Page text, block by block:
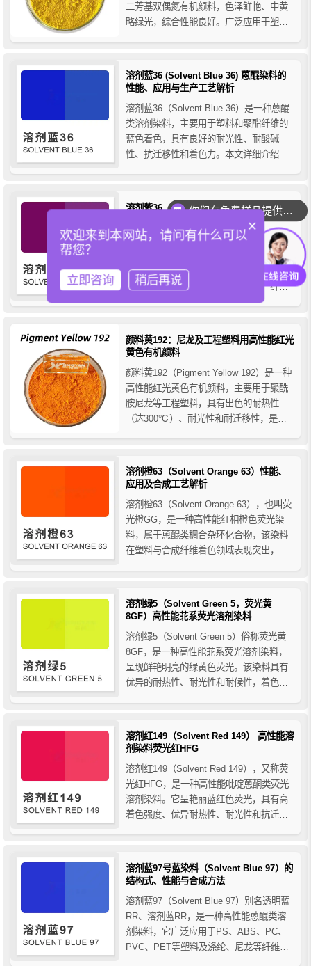
二芳基双偶氮有机颜料，色泽鲜艳、中黄
略绿光，综合性能良好。广泛应用于塑
溶剂蓝36 (Solvent Blue 36) 蒽醌染料的
性能、应用与生产工艺解析
溶剂蓝36（Solvent Blue 36）是一种蒽醌
类溶剂染料，主要用于塑料和聚酯纤维的
蓝色着色，具有良好的耐光性、耐酸碱
性、抗迁移性和着色力。本文详细介绍溶
溶剂紫36（Solvent Violet 36）高性能红
溶剂紫36（Solvent Violet 36），又称透明
紫3R，是高性能红光紫色蒽醌类溶剂染
料，具有卓越耐热性、耐光性和高着色
力。广泛应用于塑料、油墨、涂料、纤维
及色母粒制备，为各类制品提供鲜艳持久
颜料黄192：尼龙及工程塑料用高性能红光
黄色有机颜料
颜料黄192（Pigment Yellow 192）是一种
高性能红光黄色有机颜料，主要用于聚酰
胺尼龙等工程塑料，具有出色的耐热性
（达300℃）、耐光性和耐迁移性，是高
溶剂橙63（Solvent Orange 63）性能、
应用及合成工艺解析
溶剂橙63（Solvent Orange 63），也叫荧
光橙GG，是一种高性能红相橙色荧光染
料，属于蒽醌类稠合杂环化合物，该染料
在塑料与合成纤维着色领域表现突出，具
合成工艺及应用优势。
溶剂绿5（Solvent Green 5，荧光黄
8GF）高性能苝系荧光溶剂染料
溶剂绿5（Solvent Green 5）俗称荧光黄
8GF，是一种高性能苝系荧光溶剂染料，
呈现鲜艳明亮的绿黄色荧光。该染料具有
优异的耐热性、耐光性和耐候性，着色力
为工业产品提供持久、稳定且高效的荧光
绿黄色效果。
溶剂红149（Solvent Red 149） 高性能溶
剂染料荧光红HFG
溶剂红149（Solvent Red 149），又称荧
光红HFG，是一种高性能吡啶蒽酮类荧光
溶剂染料。它呈艳丽蓝红色荧光，具有高
着色强度、优异耐热性、耐光性和抗迁移
适用于高可视性和警示性制品的着色，兼
具透明度和持久稳定的色彩效果，是工业
溶剂蓝97号蓝染料（Solvent Blue 97）的
结构式、性能与合成方法
溶剂蓝97（Solvent Blue 97）别名透明蓝
RR、溶剂蓝RR，是一种高性能蒽醌类溶
剂染料，它广泛应用于PS、ABS、PC、
PVC、PET等塑料及涤纶、尼龙等纤维的
你们有免费样品提供吗？
×
欢迎来到本网站，请问有什么可以
帮您？
立即咨询 稍后再说